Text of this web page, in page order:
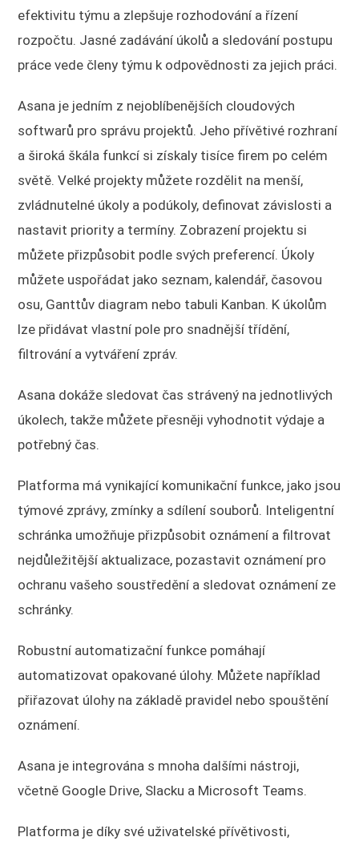
efektivitu týmu a zlepšuje rozhodování a řízení
rozpočtu. Jasné zadávání úkolů a sledování postupu
práce vede členy týmu k odpovědnosti za jejich práci.
Asana je jedním z nejoblíbenějších cloudových
softwarů pro správu projektů. Jeho přívětivé rozhraní
a široká škála funkcí si získaly tisíce firem po celém
světě. Velké projekty můžete rozdělit na menší,
zvládnutelné úkoly a podúkoly, definovat závislosti a
nastavit priority a termíny. Zobrazení projektu si
můžete přizpůsobit podle svých preferencí. Úkoly
můžete uspořádat jako seznam, kalendář, časovou
osu, Ganttův diagram nebo tabuli Kanban. K úkolům
lze přidávat vlastní pole pro snadnější třídění,
filtrování a vytváření zpráv.
Asana dokáže sledovat čas strávený na jednotlivých
úkolech, takže můžete přesněji vyhodnotit výdaje a
potřebný čas.
Platforma má vynikající komunikační funkce, jako jsou
týmové zprávy, zmínky a sdílení souborů. Inteligentní
schránka umožňuje přizpůsobit oznámení a filtrovat
nejdůležitější aktualizace, pozastavit oznámení pro
ochranu vašeho soustředění a sledovat oznámení ze
schránky.
Robustní automatizační funkce pomáhají
automatizovat opakované úlohy. Můžete například
přiřazovat úlohy na základě pravidel nebo spouštění
oznámení.
Asana je integrována s mnoha dalšími nástroji,
včetně Google Drive, Slacku a Microsoft Teams.
Platforma je díky své uživatelské přívětivosti,